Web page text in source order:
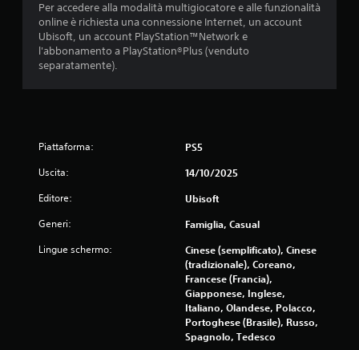
v
o
i
Per accedere alla modalità multigiocatore e alle funzionalità
online è richiesta una connessione Internet, un account
Ubisoft, un account PlayStation™Network e
l'abbonamento a PlayStation®Plus (venduto
separatamente).
Piattaforma: PS5
Uscita: 14/10/2025
Editore: Ubisoft
Generi: Famiglia, Casual
Lingue schermo:
Cinese (semplificato), Cinese
(tradizionale), Coreano,
Francese (Francia),
Giapponese, Inglese,
Italiano, Olandese, Polacco,
Portoghese (Brasile), Russo,
Spagnolo, Tedesco